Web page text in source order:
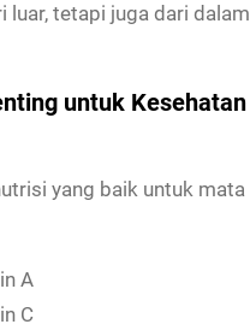
luar, tetapi juga dari dalam
untuk Kesehatan
yang baik untuk mata
A
C